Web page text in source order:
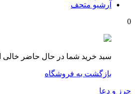
آرشیو متحف
0
سبد خرید شما در حال حاضر
بازگشت به فروشگاه
حرز و دعا